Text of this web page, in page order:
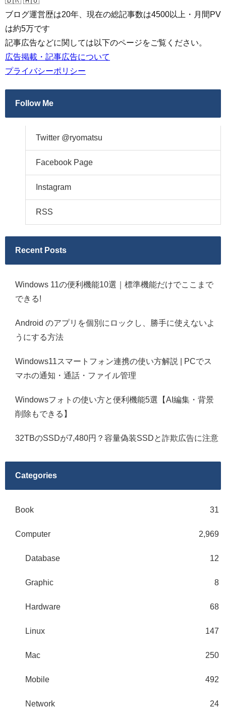
ブログ運営歴は20年、現在の総記事数は4500以上・月間PV
は約5万です
記事広告などに関しては以下のページをご覧ください。
広告掲載・記事広告について
プライバシーポリシー
Follow Me
Twitter @ryomatsu
Facebook Page
Instagram
RSS
Recent Posts
Windows 11の便利機能10選｜標準機能だけでここまで
できる!
Android のアプリを個別にロックし、勝手に使えないよ
うにする方法
Windows11スマートフォン連携の使い方解説 | PCでス
マホの通知・通話・ファイル管理
Windowsフォトの使い方と便利機能5選【AI編集・背景
削除もできる】
32TBのSSDが7,480円？容量偽装SSDと詐欺広告に注意
Categories
Book 31
Computer 2,969
Database 12
Graphic 8
Hardware 68
Linux 147
Mac 250
Mobile 492
Network 24